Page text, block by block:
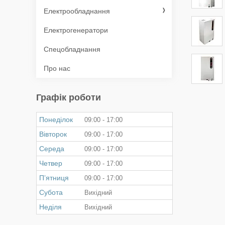
Електрообладнання
Електрогенератори
Спецобладнання
Про нас
Графік роботи
Понеділок 09:00 17:00
Вівторок 09:00 17:00
Середа 09:00 17:00
Четвер 09:00 17:00
Пʼятниця 09:00 17:00
Субота Вихідний
Неділя Вихідний